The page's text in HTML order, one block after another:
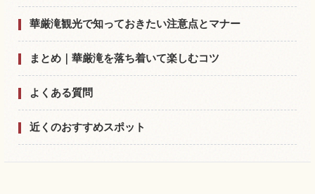
華厳滝観光で知っておきたい注意点とマナー
まとめ｜華厳滝を落ち着いて楽しむコツ
よくある質問
近くのおすすめスポット